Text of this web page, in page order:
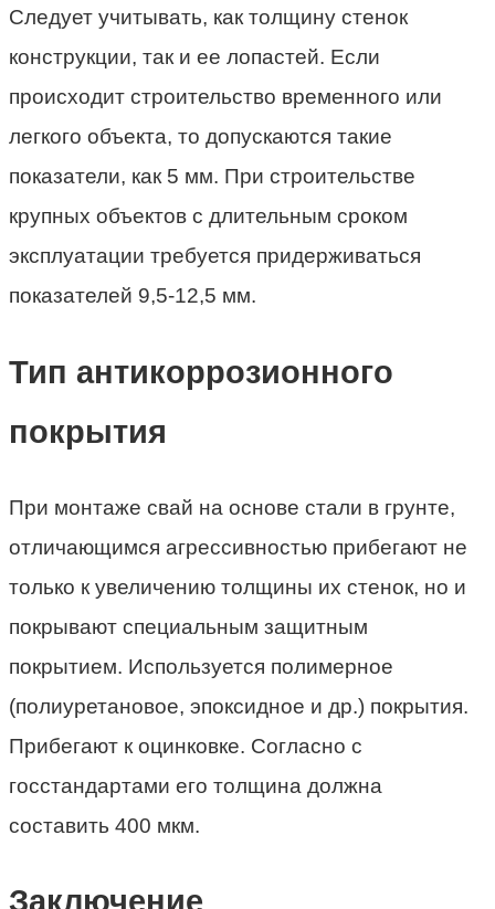
Следует учитывать, как толщину стенок
конструкции, так и ее лопастей. Если
происходит строительство временного или
легкого объекта, то допускаются такие
показатели, как 5 мм. При строительстве
крупных объектов с длительным сроком
эксплуатации требуется придерживаться
показателей 9,5-12,5 мм.
Тип антикоррозионного
покрытия
При монтаже свай на основе стали в грунте,
отличающимся агрессивностью прибегают не
только к увеличению толщины их стенок, но и
покрывают специальным защитным
покрытием. Используется полимерное
(полиуретановое, эпоксидное и др.) покрытия.
Прибегают к оцинковке. Согласно с
госстандартами его толщина должна
составить 400 мкм.
Заключение